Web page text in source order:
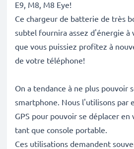
E9, M8, M8 Eye!
Ce chargeur de batterie de très
subtel fournira assez d'énergie
que vous puissiez profitez à
de votre téléphone!
On a tendance à ne plus pouvoir
smartphone. Nous l'utilisons par
GPS pour pouvoir se déplacer
tant que console portable.
Ces utilisations demandent